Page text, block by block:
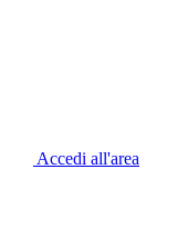
Accedi all'area